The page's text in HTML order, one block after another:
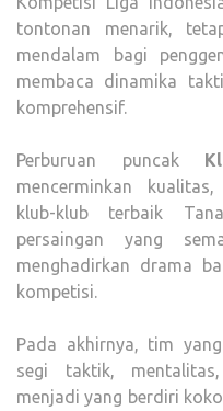
tontonan menarik,
mendalam bagi
membaca dinamika
komprehensif.
Perburuan puncak
mencerminkan
klub-klub terbaik
persaingan yang
menghadirkan drama
kompetisi.
Pada akhirnya, tim
segi taktik,
menjadi yang berdiri